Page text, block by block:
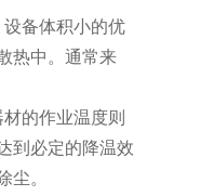
备体积小的优
热中。通常来
的作业温度则
到必定的降温效
尘。